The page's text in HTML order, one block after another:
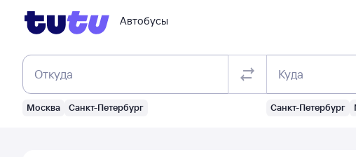
Автобусы
Откуда
Москва Санкт-Петербург
Куда
Санкт-Петербург